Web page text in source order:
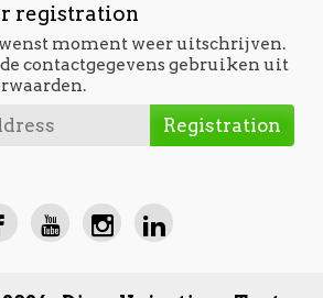
registration
moment weer uitschrijven.
contactgegevens gebruiken uit